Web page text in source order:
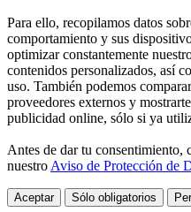
Para ello, recopilamos datos
comportamiento y sus
optimizar constantemente
contenidos personalizados, así
uso. También podemos
proveedores externos y
publicidad online, sólo si ya
Antes de dar tu
nuestro Aviso de Protección de
Aceptar Sólo obligatorios